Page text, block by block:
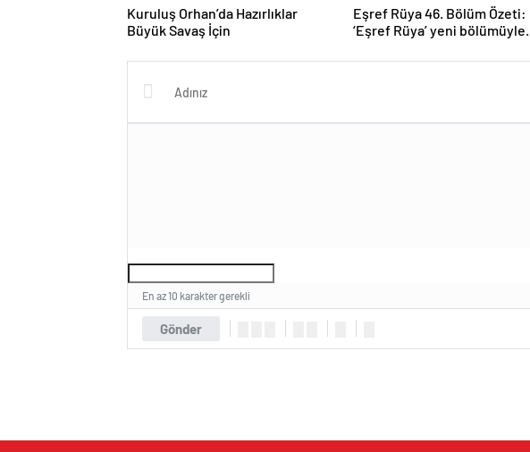
Kuruluş Orhan’da Hazırlıklar
Büyük Savaş İçin
Eşref Rüya 46. Bölüm Özeti:
‘Eşref Rüya’ yeni bölümüyle
Gönder
En az 10 karakter gerekli